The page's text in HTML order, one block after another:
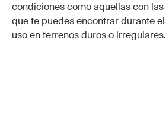
condiciones como aquellas con las
que te puedes encontrar durante el
uso en terrenos duros o irregulares.